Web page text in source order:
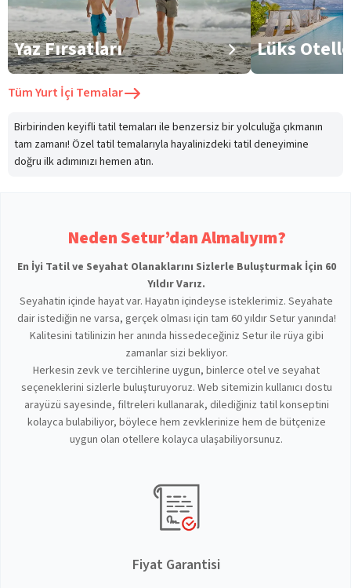
Yaz Fırsatları Lüks
TümYurt İçi Temalar
Birbirinden keyifli tatil temaları ile benzersiz bir yolculuğa çıkmanın
tam zamanı! Özel tatil temalarıyla hayalinizdeki tatil deneyimine
doğru ilk adımınızı hemen atın.
Neden Setur’dan Almalıyım?
En İyi Tatil ve Seyahat Olanaklarını Sizlerle Buluşturmak İçin 60
Yıldır Varız.
Seyahatin içinde hayat var. Hayatın içindeyse isteklerimiz. Seyahate
dair istediğin ne varsa, gerçek olması için tam 60 yıldır Setur yanında!
Kalitesini tatilinizin her anında hissedeceğiniz Setur ile rüya gibi
zamanlar sizi bekliyor.
Herkesin zevk ve tercihlerine uygun, binlerce otel ve seyahat
seçeneklerini sizlerle buluşturuyoruz. Web sitemizin kullanıcı dostu
arayüzü sayesinde, filtreleri kullanarak, dilediğiniz tatil konseptini
kolayca bulabiliyor, böylece hem zevklerinize hem de bütçenize
uygun olan otellere kolayca ulaşabiliyorsunuz.
Fiyat Garantisi